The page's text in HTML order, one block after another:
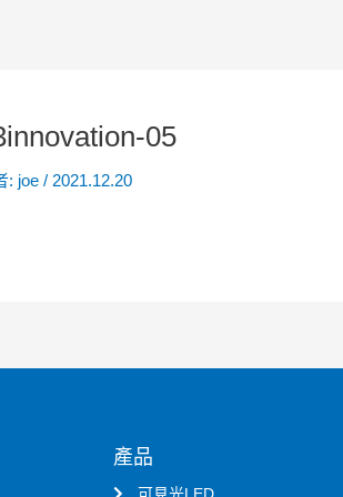
05
: joe / 2021.12.20
產品